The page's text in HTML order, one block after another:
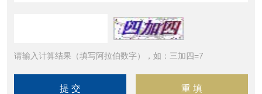
请输入计算结果（填写阿拉伯数字），如：三加四=7